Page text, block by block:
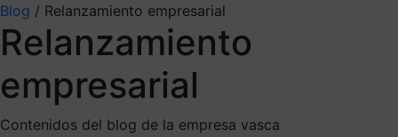
Blog / Relanzamiento empresarial
Relanzamiento
empresarial
Contenidos del blog de la empresa vasca